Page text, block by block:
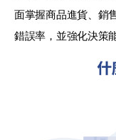
面掌握商品進貨、銷
錯誤率，並強化決策